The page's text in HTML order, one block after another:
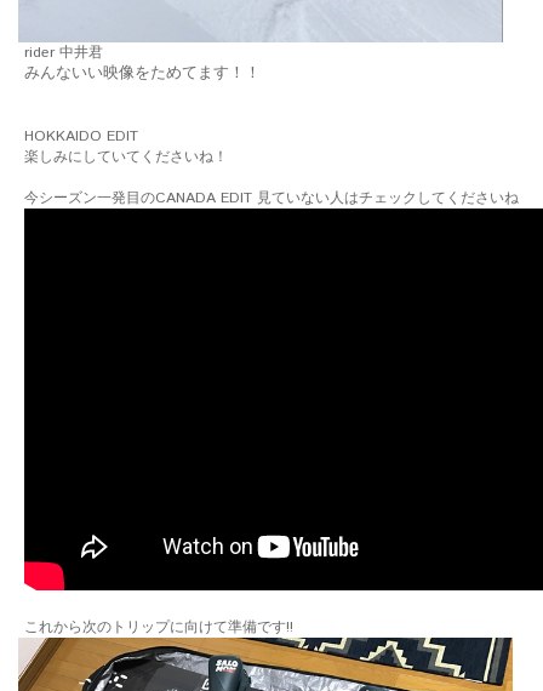
rider 中井君
みんないい映像をためてます！！
HOKKAIDO EDIT
楽しみにしていてくださいね！
今シーズン一発目のCANADA EDIT 見ていない人はチェックしてくださいね
これから次のトリップに向けて準備です!!